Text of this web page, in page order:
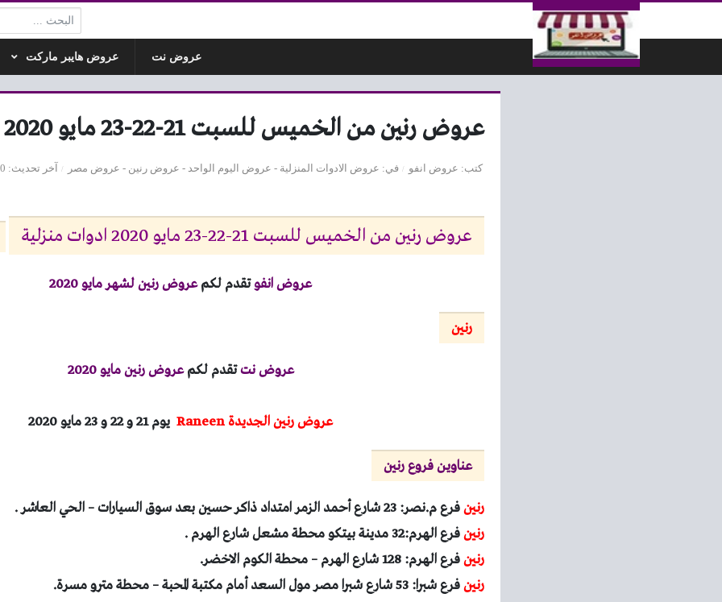
التخطي إلى المحتوى
البحث:
عروض نت عروض هايبر ماركت
عروض رنين من الخميس للسبت 21-22-23 مايو 2020 ادوات منزلية
كتب عروض انفو في عروض الادوات المنزلية - عروض اليوم الواحد - عروض رنين - عروض مصر آخر تحديث 30
عروض رنين من الخميس للسبت 21-22-23 مايو 2020 ادوات منزلية
عروض انفوتقدم لكمعروض رنين لشهر مايو 2020
رنين
عروض نتتقدم لكمعروض رنين مايو 2020
عروض رنين الجديدة Raneen يوم 21 و 22 و 23 مايو 2020
عناوين فروع رنين
رنينفرع م.نصر: 23 شارع أحمد الزمر امتداد ذاكر حسين بعد سوق السيارات – الحي العاشر .
رنينفرع الهرم:32 مدينة بيتكو محطة مشعل شارع الهرم .
رنينفرع الهرم: 128 شارع الهرم – محطة الكوم الاخضر.
رنينفرع شبرا: 53 شارع شبرا مصر مول السعد أمام مكتبة المحبة – محطة مترو مسرة.